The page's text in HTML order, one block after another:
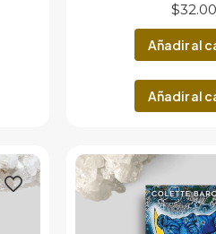
$
Añadir al
Añadir al